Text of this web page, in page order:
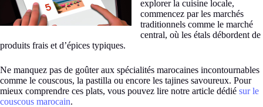
explorer la cuisine locale,
commencez par les marchés
traditionnels comme le marché
central, où les étals débordent de
produits frais et d’épices typiques.
Ne manquez pas de goûter aux spécialités marocaines incontournables
comme le couscous, la pastilla ou encore les tajines savoureux. Pour
mieux comprendre ces plats, vous pouvez lire notre article dédié sur le
couscous marocain.